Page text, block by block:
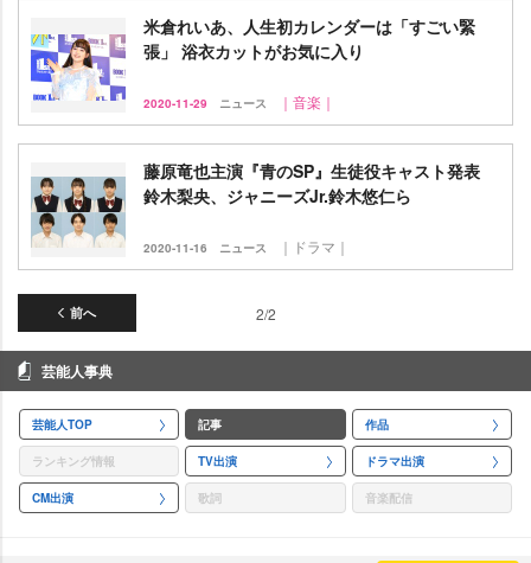
米倉れいあ、人生初カレンダーは「すごい緊
張」 浴衣カットがお気に入り
2020-11-29 ニュース ｜音楽｜
藤原竜也主演『青のSP』生徒役キャスト発表
鈴木梨央、ジャニーズJr.鈴木悠仁ら
2020-11-16 ニュース ｜ドラマ｜
前へ 2/2
芸能人事典
芸能人TOP 記事 作品
ランキング情報 TV出演 ドラマ出演
CM出演 歌詞 音楽配信